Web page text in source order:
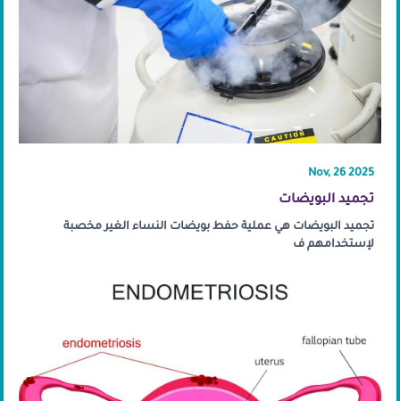
Nov, 26 2025
تجميد البويضات
تجميد البويضات هي عملية حفط بويضات النساء الغير مخصبة
لإستخدامهم ف